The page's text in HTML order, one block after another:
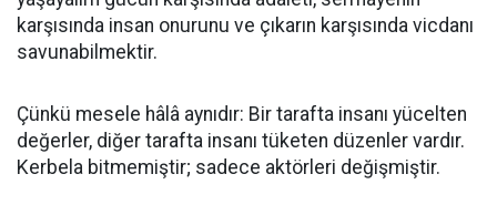
karşısında insan onurunu ve çıkarın karşısında vicdanı
savunabilmektir.
Çünkü mesele hâlâ aynıdır: Bir tarafta insanı yücelten
değerler, diğer tarafta insanı tüketen düzenler vardır.
Kerbela bitmemiştir; sadece aktörleri değişmiştir.